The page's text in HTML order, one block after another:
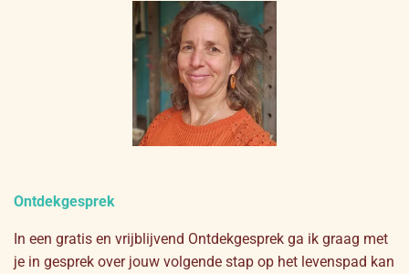
Ontdekgesprek
In een gratis en vrijblijvend Ontdekgesprek ga ik graag met
je in gesprek over jouw volgende stap op het levenspad kan